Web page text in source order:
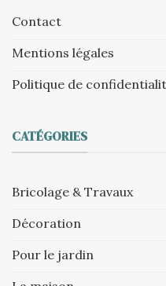
Contact
Mentions légales
Politique de
CATÉGORIES
Bricolage & Travaux
Décoration
Pour le jardin